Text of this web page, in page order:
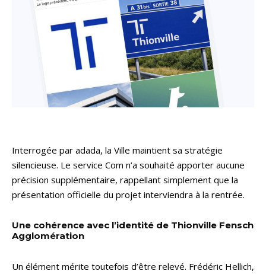
Interrogée par adada, la Ville maintient sa stratégie
silencieuse. Le service Com n’a souhaité apporter aucune
précision supplémentaire, rappellant simplement que la
présentation officielle du projet interviendra à la rentrée.
Une cohérence avec l’identité de Thionville Fensch
Agglomération
Un élément mérite toutefois d’être relevé. Frédéric Hellich,